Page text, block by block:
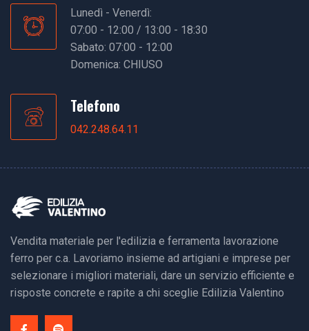
Lunedì - Venerdì:
07:00 - 12:00 / 13:00 - 18:30
Sabato: 07:00 - 12:00
Domenica: CHIUSO
Telefono
042.248.64.11
Vendita materiale per l'edilizia e ferramenta lavorazione
ferro per c.a. Lavoriamo insieme ad artigiani e imprese per
selezionare i migliori materiali, dare un servizio efficiente e
risposte concrete e rapite a chi sceglie Edilizia Valentino